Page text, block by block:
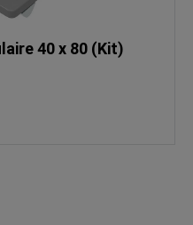
40 x 80 (Kit)